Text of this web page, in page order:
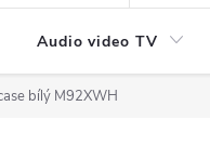
Audio video TV
bílý M92XWH